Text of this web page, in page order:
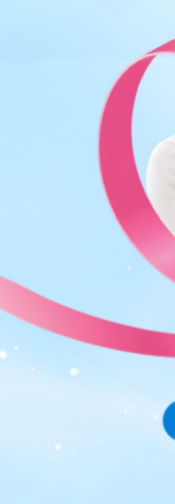
vui lòng bấm số
lịch khám tự động trên
trên ứng dụng.
Dị tật
da cơ